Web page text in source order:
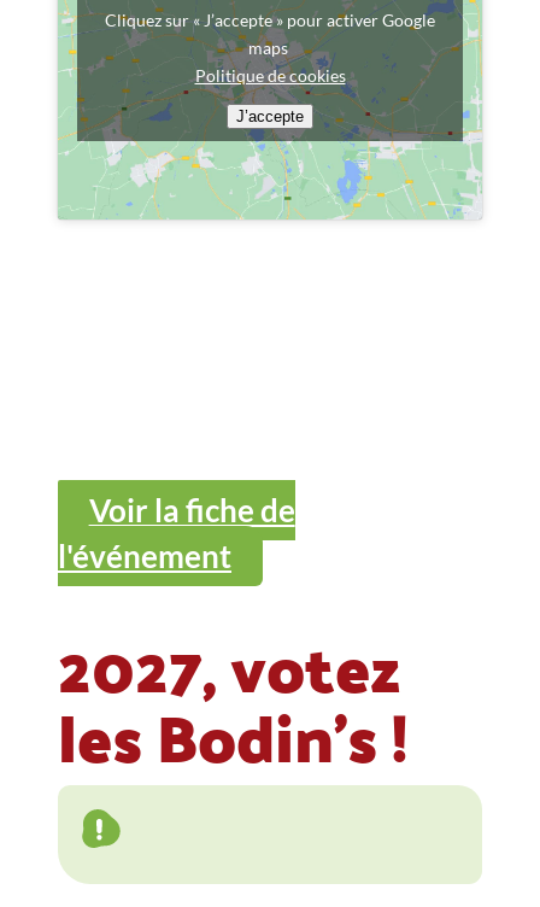
Cliquez sur « J’accepte » pour activer Google
maps
Politique de cookies
J’accepte
Voir la fiche de
l'événement
2027, votez
les Bodin's !